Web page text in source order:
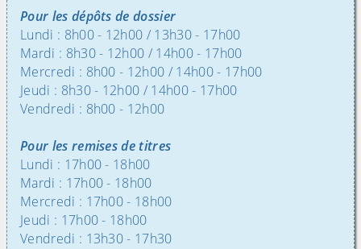
Pour les dépôts de dossier
Lundi : 8h00 - 12h00 / 13h30 - 17h00
Mardi : 8h30 - 12h00 / 14h00 - 17h00
Mercredi : 8h00 - 12h00 / 14h00 - 17h00
Jeudi : 8h30 - 12h00 / 14h00 - 17h00
Vendredi : 8h00 - 12h00
Pour les remises de titres
Lundi : 17h00 - 18h00
Mardi : 17h00 - 18h00
Mercredi : 17h00 - 18h00
Jeudi : 17h00 - 18h00
Vendredi : 13h30 - 17h30